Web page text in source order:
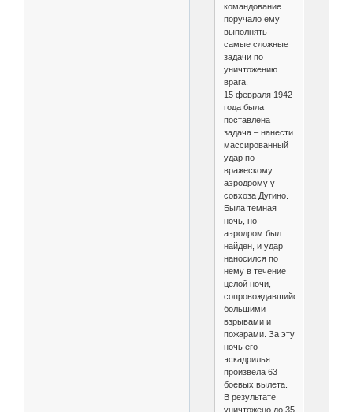
командование
поручало ему
выполнять
самые сложные
задачи по
уничтожению
врага.
15 февраля 1942
года была
поставлена
задача – нанести
массированный
удар по
вражескому
аэродрому у
совхоза Дугино.
Была темная
ночь, но
аэродром был
найден, и удар
наносился по
нему в течение
целой ночи,
сопровождавшийся
большими
взрывами и
пожарами. За эту
ночь его
эскадрилья
произвела 63
боевых вылета.
В результате
уничтожено до 35